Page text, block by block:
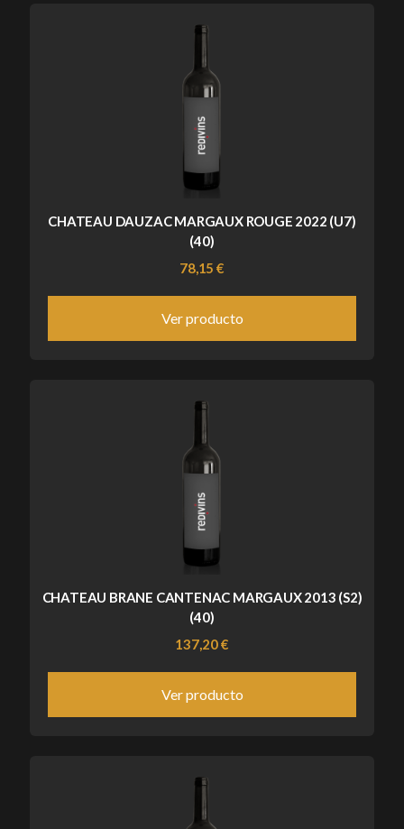
CHATEAU DAUZAC MARGAUX ROUGE 2022 (U7)
(40)
78,15 €
Ver producto
CHATEAU BRANE CANTENAC MARGAUX 2013 (S2)
(40)
137,20 €
Ver producto